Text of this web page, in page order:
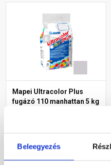
Beleegyezés
Mapei Ultracolor Plus
fugázó 110 manhattan 5 kg